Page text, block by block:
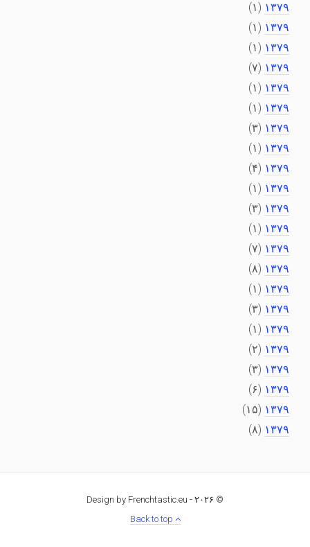
۱۳۷۹ (۱)
۱۳۷۹ (۱)
۱۳۷۹ (۱)
۱۳۷۹ (۷)
۱۳۷۹ (۱)
۱۳۷۹ (۱)
۱۳۷۹ (۳)
۱۳۷۹ (۱)
۱۳۷۹ (۴)
۱۳۷۹ (۱)
۱۳۷۹ (۳)
۱۳۷۹ (۱)
۱۳۷۹ (۷)
۱۳۷۹ (۸)
۱۳۷۹ (۱)
۱۳۷۹ (۳)
۱۳۷۹ (۱)
۱۳۷۹ (۲)
۱۳۷۹ (۳)
۱۳۷۹ (۶)
۱۳۷۹ (۱۵)
۱۳۷۹ (۸)
© ۲۰۲۶ -
Design by Frenchtastic.eu